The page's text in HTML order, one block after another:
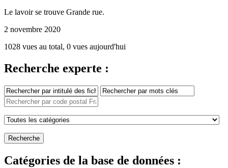
Le lavoir se trouve Grande rue.
2 novembre 2020
1028 vues au total, 0 vues aujourd'hui
Recherche experte :
Catégories de la base de données :